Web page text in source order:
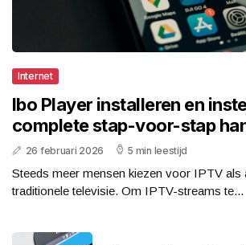
Internet
Ibo Player installeren en
complete stap-voor-stap
26 februari 2026 5 min leestijd
Steeds meer mensen kiezen voor IPTV als
traditionele televisie. Om IPTV-streams te...